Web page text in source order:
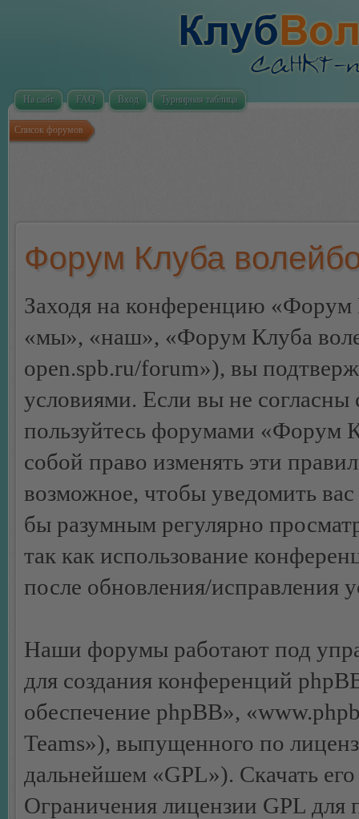
На сайт FAQ Вход Турнирная таблица
Список форумов
Форум Клуба
Заходя на конференцию «Форум
«мы», «наш», «Форум Клуба
open.spb.ru/forum»), вы
условиями. Если вы не согласны
пользуйтесь форумами «Форум
собой право изменять эти
возможное, чтобы уведомить
бы разумным регулярно
так как использование
после обновления/исправления
Наши форумы работают под
для создания конференций
обеспечение phpBB»,
Teams»), выпущенного по
дальнейшем «GPL»). Скачать
Ограничения лицензии GPL для